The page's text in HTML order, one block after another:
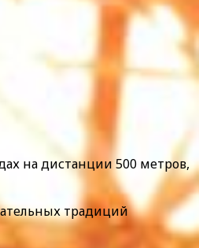
на дистанции 500 метров,
традиций